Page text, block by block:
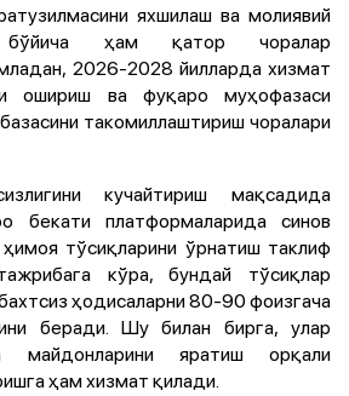
яхшилаш ва молиявий
бўйича ҳам қатор чоралар
2026-2028 йилларда хизмат
ошириш ва фуқаро муҳофазаси
такомиллаштириш чоралари
кучайтириш мақсадида
бекати платформаларида синов
тўсиқларини ўрнатиш таклиф
кўра, бундай тўсиқлар
ҳодисаларни 80-90 фоизгача
беради. Шу билан бирга, улар
майдонларини яратиш орқали
ҳам хизмат қилади.